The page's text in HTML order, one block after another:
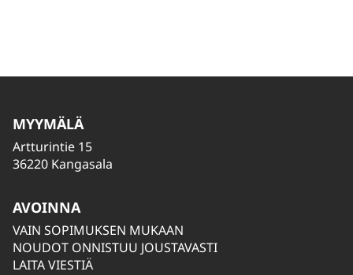
MYYMÄLÄ
Artturintie 15
36220 Kangasala
AVOINNA
VAIN SOPIMUKSEN MUKAAN
NOUDOT ONNISTUU JOUSTAVASTI
LAITA VIESTIÄ